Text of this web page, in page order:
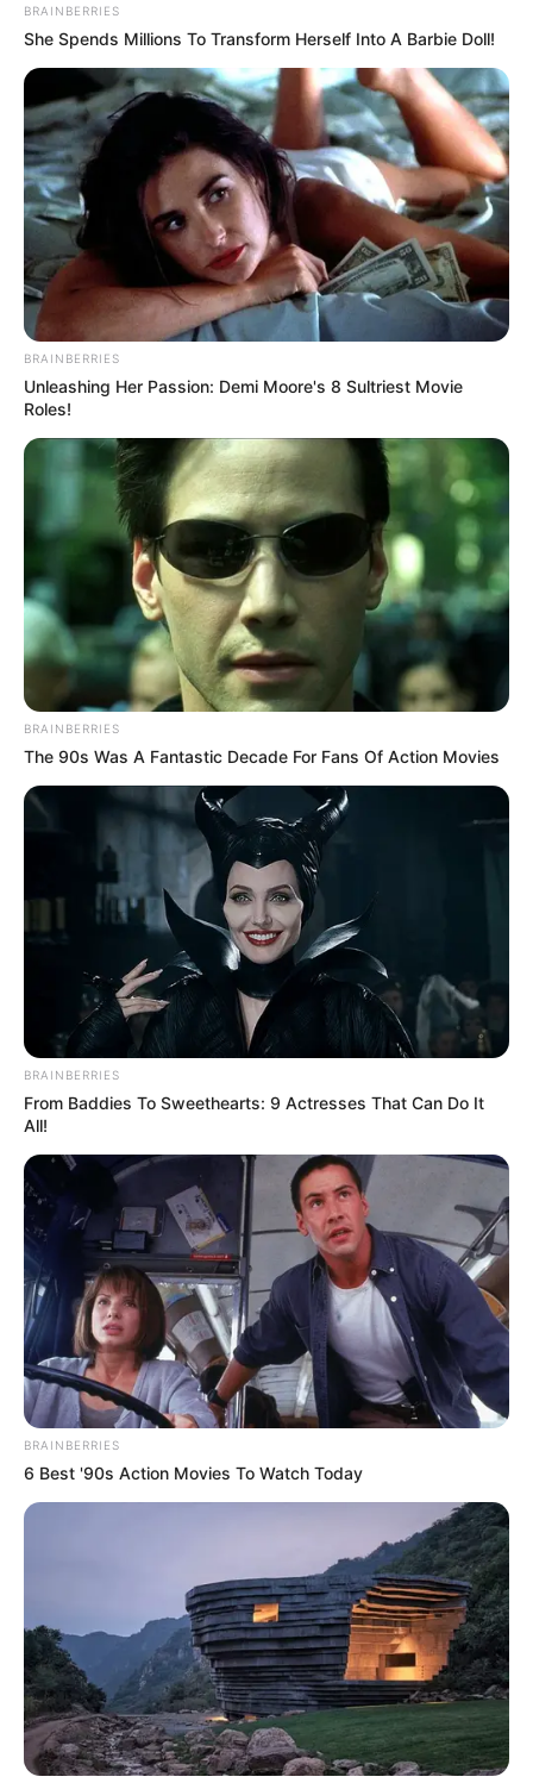
BRAINBERRIES
She Spends Millions To Transform Herself Into A Barbie Doll!
BRAINBERRIES
Unleashing Her Passion: Demi Moore's 8 Sultriest Movie
Roles!
BRAINBERRIES
The 90s Was A Fantastic Decade For Fans Of Action Movies
BRAINBERRIES
From Baddies To Sweethearts: 9 Actresses That Can Do It
All!
BRAINBERRIES
6 Best '90s Action Movies To Watch Today